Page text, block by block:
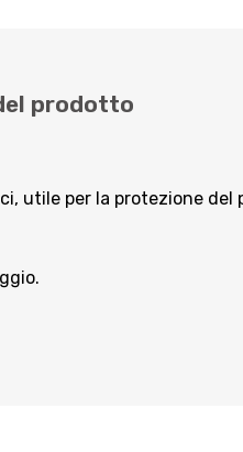
prodotto
utile per la protezione del